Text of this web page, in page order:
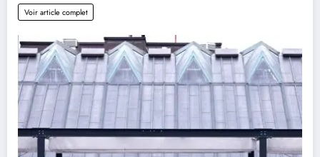
Voir article complet